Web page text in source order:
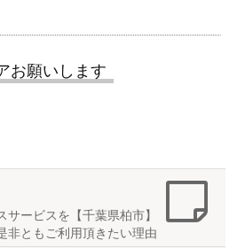
お願いします
ービスを【千葉県柏市】
非ともご利用頂きたい理由